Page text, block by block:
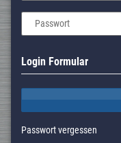
Passwort
Login Formular
Passwort vergessen